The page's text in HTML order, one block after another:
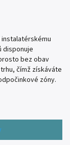
disponuje
bez obav
čímž získáváte
zóny.